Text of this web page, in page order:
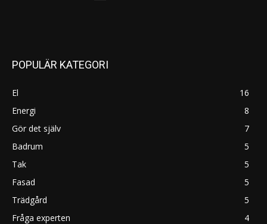
POPULÄR KATEGORI
El
16
Energi
8
Gör det själv
7
Badrum
5
Tak
5
Fasad
5
Trädgård
5
Fråga experten
4